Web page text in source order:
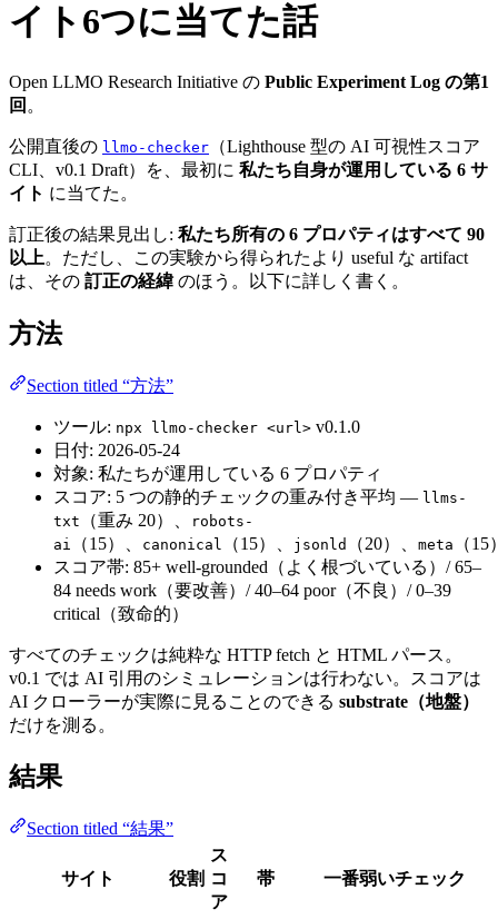
イト6つに当てた話
Open LLMO Research Initiative の Public Experiment Log の第1
回 。
公開直後の llmo-checker （Lighthouse 型の AI 可視性スコア
CLI、v0.1 Draft）を、最初に 私たち自身が運用している 6 サ
イト に当てた。
訂正後の結果見出し: 私たち所有の 6 プロパティはすべて 90
以上。ただし、この実験から得られたより useful な artifact
は、その 訂正の経緯のほう。以下に詳しく書く。
方法
Section titled “方法”
ツール: npx llmo-checker <url> v0.1.0
日付: 2026-05-24
対象: 私たちが運用している 6 プロパティ
スコア: 5 つの静的チェックの重み付き平均 — llms-
txt
（重み 20）、
robots-
ai
（15）、 canonical （15）、 jsonld （20）、 meta
（15
スコア帯: 85+ well-grounded（よく根づいている）/ 65–
84 needs work（要改善）/ 40–64 poor（不良）/ 0–39
critical（致命的）
すべてのチェックは純粋な HTTP fetch と HTML パース。
v0.1 では AI 引用のシミュレーションは行わない。スコアは
AI クローラーが実際に見ることのできる substrate（地盤）
だけを測る。
結果
Section titled “結果”
サイト 役割
ス
コ
ア
帯 一番弱いチェック